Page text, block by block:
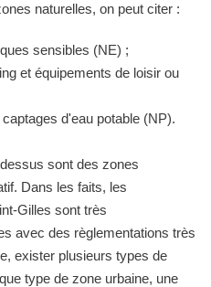
naturelles, on peut citer :
sensibles (NE) ;
et équipements de loisir ou
d'eau potable (NP).
sont des zones
Dans les faits, les
Gilles sont très
avec des règlementations très
exister plusieurs types de
type de zone urbaine, une